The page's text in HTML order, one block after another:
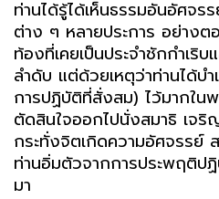
ท่านได้รู้ได้เห็นธรรมอันอัศจร
ต่าง ๆ หลายประการ อย่างต
ท้องที่เคยเป็นประจำชักกำเริ
ลำดับ แต่ด้วยเหตุว่าท่านได้บ
การปฏิบัติที่สั่งสม) ไว้มากใน
ตัดสินใจออกไปนั่งสมาธิ เจ
กระทั่งจิตเกิดความอัศจรรย์
ท่านอิ่มตัวจากการประพฤติป
มา